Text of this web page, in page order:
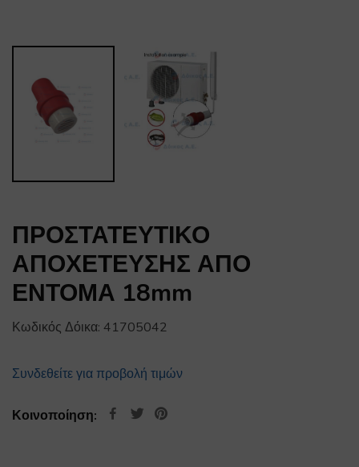
ΠΡΟΣΤΑΤΕΥΤΙΚΟ
ΑΠΟΧΕΤΕΥΣΗΣ ΑΠΟ
ΕΝΤΟΜΑ 18mm
Κωδικός Δόικα: 41705042
Συνδεθείτε για προβολή τιμών
Κοινοποίηση: